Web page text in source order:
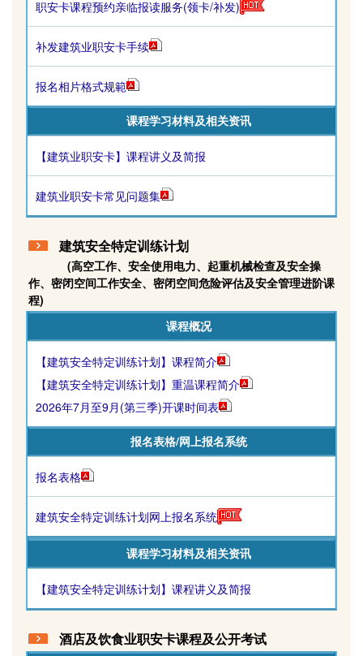
职安卡课程预约亲临报读服务(领卡/补发)
补发建筑业职安卡手续
报名相片格式规範
课程学习材料及相关资讯
【建筑业职安卡】课程讲义及简报
建筑业职安卡常见问题集
建筑安全特定训练计划
(高空工作、安全使用电力、起重机械检查及安全操
作、密闭空间工作安全、密闭空间危险评估及安全管理进阶课
程)
课程概况
【建筑安全特定训练计划】课程简介
【建筑安全特定训练计划】重温课程简介
2026年7月至9月(第三季)开课时间表
报名表格/网上报名系统
报名表格
建筑安全特定训练计划网上报名系统
课程学习材料及相关资讯
【建筑安全特定训练计划】课程讲义及简报
酒店及饮食业职安卡课程及公开考试